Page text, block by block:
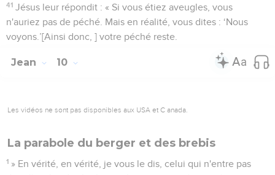
41 Jésus leur répondit : « Si vous étiez aveugles, vous
n'auriez pas de péché. Mais en réalité, vous dites : ‘Nous
voyons.’[Ainsi donc, ] votre péché reste.
Jean 10
Les vidéos ne sont pas disponibles aux USA et C anada.
La parabole du berger et des brebis
1 » En vérité, en vérité, je vous le dis, celui qui n'entre pas